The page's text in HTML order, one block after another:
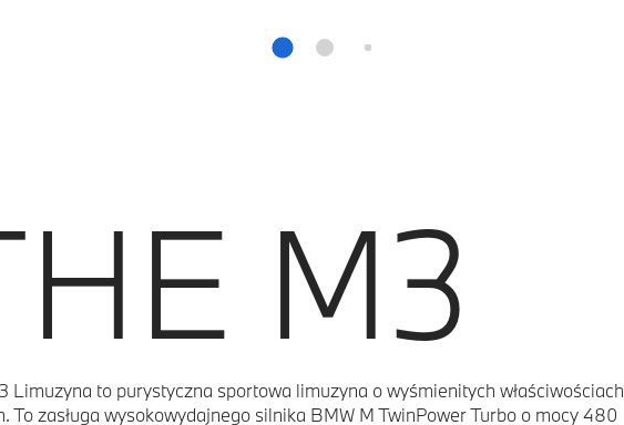
M3
Limuzyna to purystyczna sportowa limuzyna o wyśmienitych właściwościach
To zasługa wysokowydajnego silnika BMW M TwinPower Turbo o mocy 480